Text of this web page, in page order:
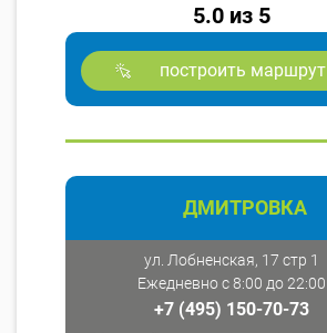
5.0 из 5
построить маршрут
ДМИТРОВКА
ул. Лобненская, 17 стр 1
Ежедневно с 8:00 до 22:00
+7 (495) 150-70-73